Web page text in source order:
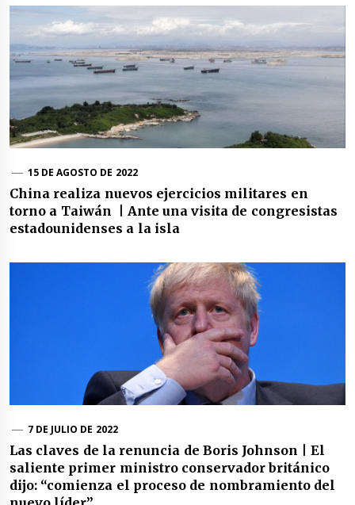
15 DE AGOSTO DE 2022
China realiza nuevos ejercicios militares en
torno a Taiwán | Ante una visita de congresistas
estadounidenses a la isla
7 DE JULIO DE 2022
Las claves de la renuncia de Boris Johnson | El
saliente primer ministro conservador británico
dijo: “comienza el proceso de nombramiento del